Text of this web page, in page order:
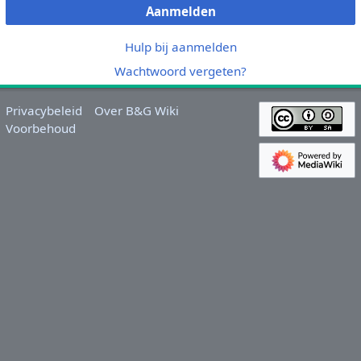
Aanmelden
Hulp bij aanmelden
Wachtwoord vergeten?
Privacybeleid
Over B&G Wiki
Voorbehoud